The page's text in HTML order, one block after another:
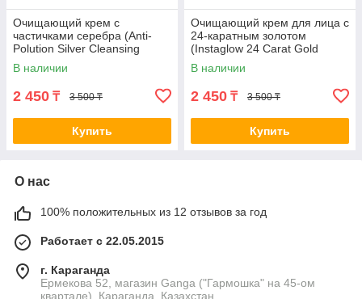
Очищающий крем с
частичками серебра (Anti-
Polution Silver Cleansing
Cream VAADI Herbals), 50 гр
В наличии
2 450 ₸ 3 500 ₸
Купить
Очищающий крем для лица с
24-каратным золотом
(Instaglow 24 Carat Gold
Cleansing Cream VAADI
Herbals), 50 гр
В наличии
2 450 ₸ 3 500 ₸
Купить
О нас
100% положительных из 12 отзывов за год
Работает с 22.05.2015
г. Караганда
Ермекова 52, магазин Ganga ("Гармошка" на 45-ом
квартале), Караганда, Казахстан